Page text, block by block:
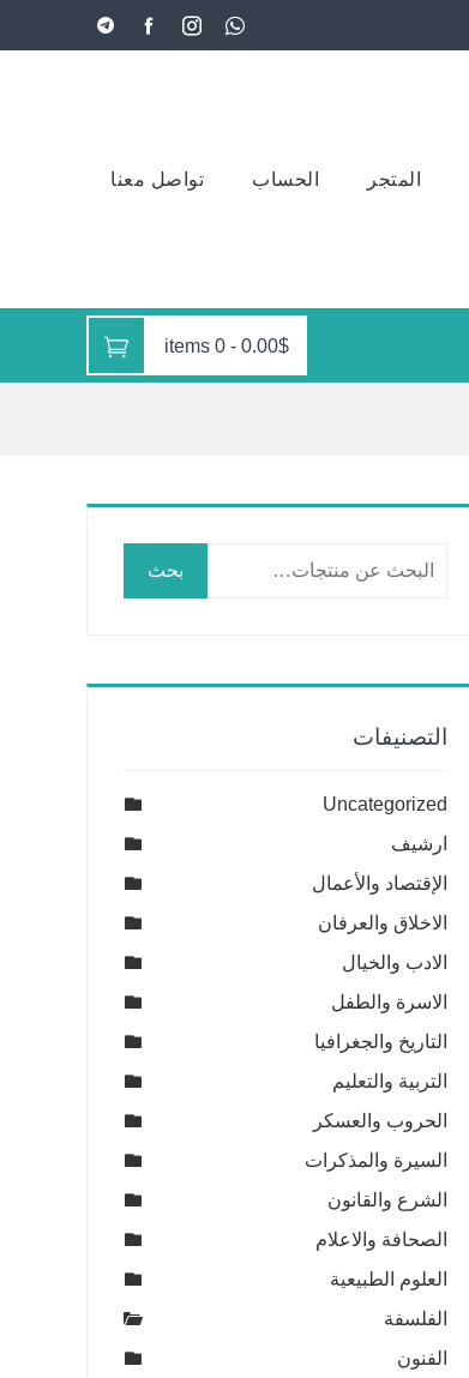
المتجر الحساب تواصل معنا
0.00$
-
0 items
بحث
التصنيفات
Uncategorized
ارشيف
الإقتصاد والأعمال
الاخلاق والعرفان
الادب والخيال
الاسرة والطفل
التاريخ والجغرافيا
التربية والتعليم
الحروب والعسكر
السيرة والمذكرات
الشرع والقانون
الصحافة والاعلام
العلوم الطبيعية
الفلسفة
الفنون